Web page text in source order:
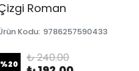
Roman
Kodu: 9786257590433
%20 ₺ 240.00